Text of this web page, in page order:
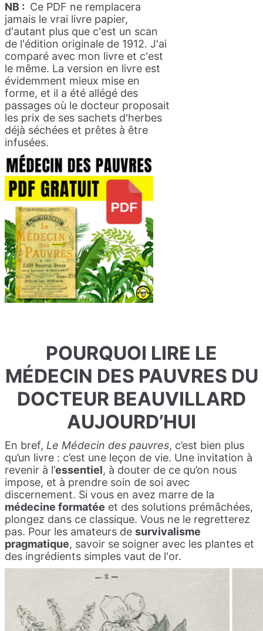
NB : Ce PDF ne remplacera
jamais le vrai livre papier,
d'autant plus que c'est un scan
de l'édition originale de 1912. J'ai
comparé avec mon livre et c'est
le même. La version en livre est
évidemment mieux mise en
forme, et il a été allégé des
passages où le docteur proposait
les prix de ses sachets d'herbes
déjà séchées et prêtes à être
infusées.
POURQUOI LIRE LE
MÉDECIN DES PAUVRES DU
DOCTEUR BEAUVILLARD
AUJOURD’HUI
En bref, Le Médecin des pauvres, c’est bien plus
qu’un livre : c’est une leçon de vie. Une invitation à
revenir à l’essentiel, à douter de ce qu’on nous
impose, et à prendre soin de soi avec
discernement. Si vous en avez marre de la
médecine formatée et des solutions prémâchées,
plongez dans ce classique. Vous ne le regretterez
pas. Pour les amateurs de survivalisme
pragmatique, savoir se soigner avec les plantes et
des ingrédients simples vaut de l'or.